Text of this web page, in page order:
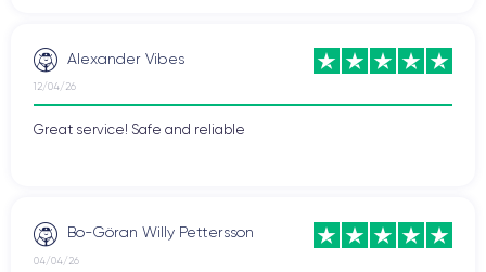
Alexander Vibes
12/04/26
Great service! Safe and reliable
Bo-Göran Willy Pettersson
04/04/26